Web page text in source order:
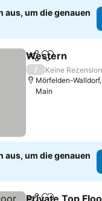
aus, um die genauen
TeilenZu
Western
/
Keine
Mörfelden-
Main
aus, um die genauen
Private Top